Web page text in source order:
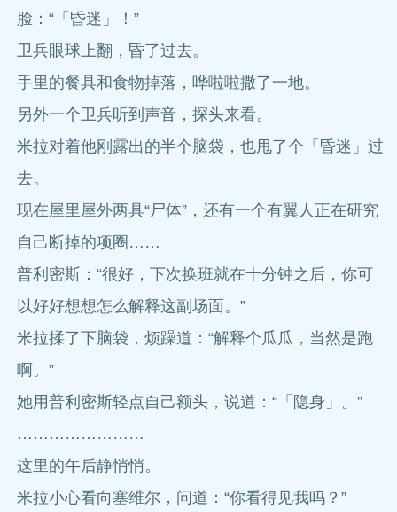
脸：“「昏迷」！”
卫兵眼球上翻，昏了过去。
手里的餐具和食物掉落，哗啦啦撒了一地。
另外一个卫兵听到声音，探头来看。
米拉对着他刚露出的半个脑袋，也甩了个「昏迷」过
去。
现在屋里屋外两具“尸体”，还有一个有翼人正在研究
自己断掉的项圈……
普利密斯：“很好，下次换班就在十分钟之后，你可
以好好想想怎么解释这副场面。”
米拉揉了下脑袋，烦躁道：“解释个瓜瓜，当然是跑
啊。”
她用普利密斯轻点自己额头，说道：“「隐身」。”
……………………
这里的午后静悄悄。
米拉小心看向塞维尔，问道：“你看得见我吗？”